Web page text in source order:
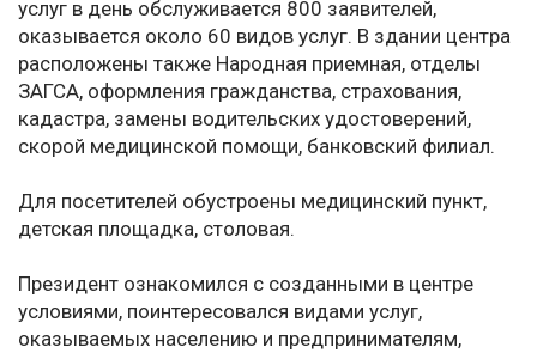
услуг в день обслуживается 800 заявителей,
оказывается около 60 видов услуг. В здании центра
расположены также Народная приемная, отделы
ЗАГСА, оформления гражданства, страхования,
кадастра, замены водительских удостоверений,
скорой медицинской помощи, банковский филиал.
Для посетителей обустроены медицинский пункт,
детская площадка, столовая.
Президент ознакомился с созданными в центре
условиями, поинтересовался видами услуг,
оказываемых населению и предпринимателям,